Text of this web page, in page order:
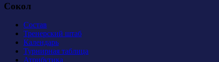
Сокол
Состав
Тренерский штаб
Календарь
Турнирная таблица
Атрибутика